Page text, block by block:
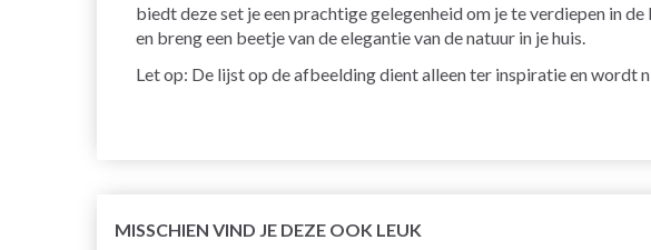
biedt deze set je een prachtige gelegenheid om je te verdiepen in
en breng een beetje van de elegantie van de natuur in je huis.
Let op: De lijst op de afbeelding dient alleen ter inspiratie en wordt
MISSCHIEN VIND JE DEZE OOK LEUK